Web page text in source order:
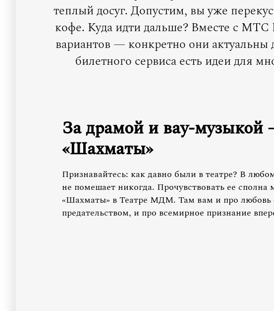
теплый досуг. Допустим, вы уже
кофе. Куда идти дальше? Вместе с МТС
вариантов — конкретно они
билетного сервиса есть идеи для
За драмой и вау-музыкой
«Шахматы»
Признавайтесь: как давно были в театре? В
не помешает никогда. Прочувствовать ее
«Шахматы» в Театре МДМ. Там вам и про любовь
предательством, и про всемирное признание